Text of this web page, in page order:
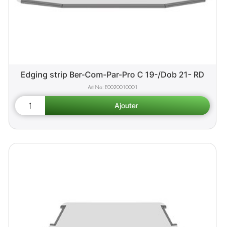
Edging strip Ber-Com-Par-Pro C 19-/Dob 21- RD
E0020010001